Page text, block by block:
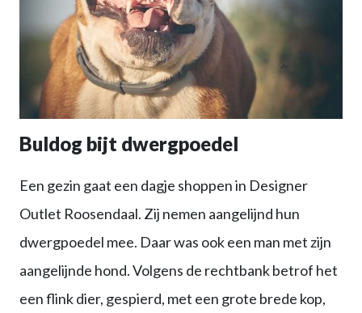
Buldog bijt dwergpoedel
Een gezin gaat een dagje shoppen in Designer
Outlet Roosendaal. Zij nemen aangelijnd hun
dwergpoedel mee. Daar was ook een man met zijn
aangelijnde hond. Volgens de rechtbank betrof het
een flink dier, gespierd, met een grote brede kop,